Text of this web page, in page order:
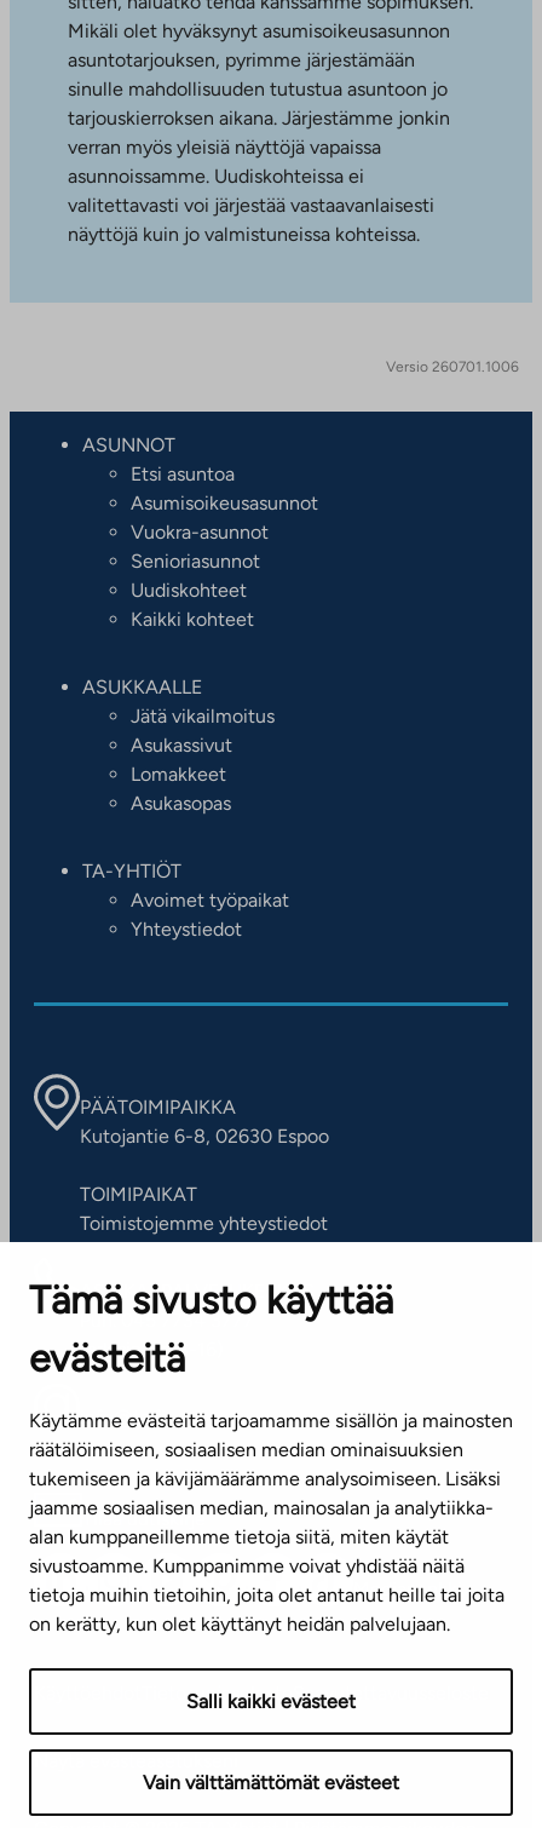
Tämä sivusto käyttää
evästeitä
Käytämme evästeitä tarjoamamme sisällön ja mainosten
räätälöimiseen, sosiaalisen median ominaisuuksien
tukemiseen ja kävijämäärämme analysoimiseen. Lisäksi
jaamme sosiaalisen median, mainosalan ja analytiikka-
alan kumppaneillemme tietoja siitä, miten käytät
sivustoamme. Kumppanimme voivat yhdistää näitä
tietoja muihin tietoihin, joita olet antanut heille tai joita
on kerätty, kun olet käyttänyt heidän palvelujaan.
Salli kaikki evästeet
Vain välttämättömät evästeet
Mikäli olet hyväksynyt asumisoikeusasunnon
asuntotarjouksen, pyrimme järjestämään
sinulle mahdollisuuden tutustua asuntoon jo
tarjouskierroksen aikana. Järjestämme jonkin
verran myös yleisiä näyttöjä vapaissa
asunnoissamme. Uudiskohteissa ei
valitettavasti voi järjestää vastaavanlaisesti
näyttöjä kuin jo valmistuneissa kohteissa.
Versio 260701.1006
ASUNNOT
Etsi asuntoa
Asumisoikeusasunnot
Vuokra-asunnot
Senioriasunnot
Uudiskohteet
Kaikki kohteet
ASUKKAALLE
Jätä vikailmoitus
Asukassivut
Lomakkeet
Asukasopas
TA-YHTIÖT
Avoimet työpaikat
Yhteystiedot
PÄÄTOIMIPAIKKA
Kutojantie 6-8, 02630 Espoo
TOIMIPAIKAT
Toimistojemme yhteystiedot
ASIAKASPALVELUKESKUS
Puh. 045 7734 3777
(arkisin klo 8-16)
info@ta.fi
Tilaa uutiskirje
Mediapankki
TietosuojaselosteSaavutettavuusseloste